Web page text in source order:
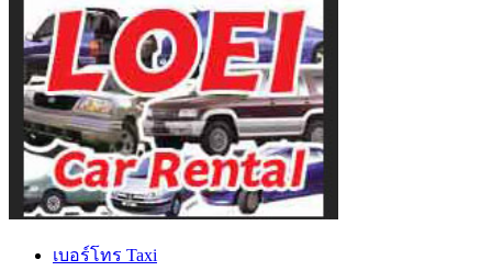
เบอร์โทร Taxi